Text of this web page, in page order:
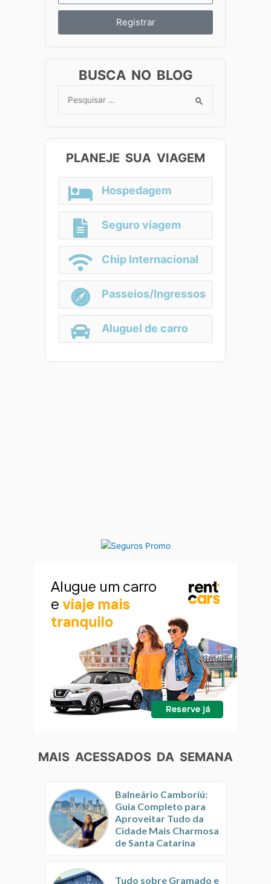
Registrar
BUSCA NO BLOG
Search
PLANEJE SUA VIAGEM
Hospedagem
Seguro viagem
Chip Internacional
Passeios/Ingressos
Aluguel de carro
MAIS ACESSADOS DA SEMANA
Balneário Camboriú:
Guia Completo para
Aproveitar Tudo da
Cidade Mais Charmosa
de Santa Catarina
Tudo sobre Gramado e